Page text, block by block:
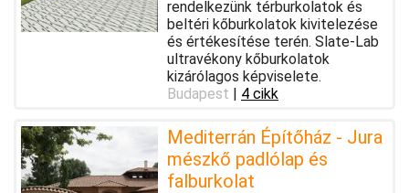
rendelkezünk térburkolatok és
beltéri kőburkolatok kivitelezése
és értékesítése terén. Slate-Lab
ultravékony kőburkolatok
kizárólagos képviselete.
Budapest | 4 cikk
Mediterrán Építőház - Jura
mészkő padlólap és
falburkolat